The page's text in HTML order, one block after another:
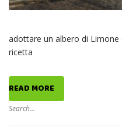
adottare un albero di Limone
ricetta
READ MORE